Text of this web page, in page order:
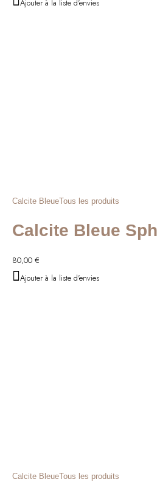
Ajouter à la liste d'envies
Calcite BleueTous les produits
Calcite Bleue
80,00 €
Ajouter à la liste d'envies
Calcite BleueTous les produits